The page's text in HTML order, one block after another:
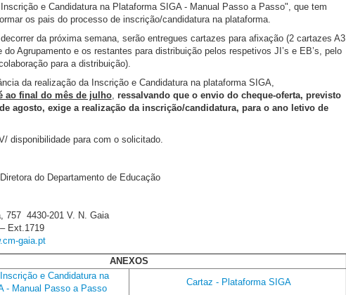
e Candidatura na Plataforma SIGA - Manual Passo a Passo", que tem
os pais do processo de inscrição/candidatura na plataforma.
da próxima semana, serão entregues cartazes para afixação (2 cartazes A3
do Agrupamento e os restantes para distribuição pelos respetivos JI’s e EB’s, pelo
para a distribuição).
da realização da Inscrição e Candidatura na plataforma SIGA,
ao final do mês de julho, ressalvando que o envio do cheque-oferta, previsto
agosto, exige a realização da inscrição/candidatura, para o ano letivo de
disponibilidade para com o solicitado.
Diretora do Departamento de Educação
757 4430-201 V. N. Gaia
Ext.1719
gaia.pt
ANEXOS
e Candidatura na
- Manual Passo a Passo
Cartaz - Plataforma SIGA